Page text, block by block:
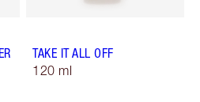
TAKE IT ALL OFF
120 ml